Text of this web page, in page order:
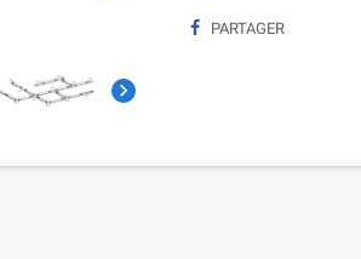

PARTAGER